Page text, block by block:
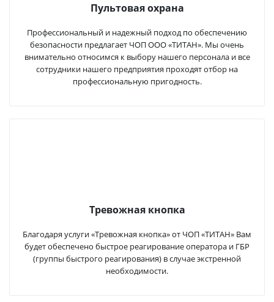
Пультовая охрана
Профессиональный и надежный подход по обеспечению
безопасности предлагает ЧОП ООО «ТИТАН». Мы очень
внимательно относимся к выбору нашего персонала и все
сотрудники нашего предприятия проходят отбор на
профессиональную пригодность.
Тревожная кнопка
Благодаря услуги «Тревожная кнопка» от ЧОП «ТИТАН» Вам
будет обеспечено быстрое реагирование оператора и ГБР
(группы быстрого реагирования) в случае экстренной
необходимости.